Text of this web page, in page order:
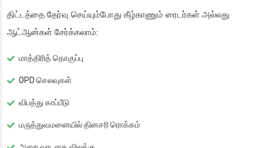
திட்டத்தை தேர்வு செய்யும்போது கீழ்காணும் ரைடர்கள் அல்லது
ஆட்ஆன்கள் சேர்க்கலாம்:
மாத்திரித் தொகுப்பு
OPD செலவுகள்
விபத்து காப்பீடு
மருத்துவமனையில் தினசரி ரொக்கம்